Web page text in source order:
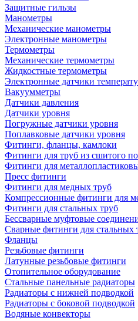
Защитные гильзы
Манометры
Механические манометры
Электронные манометры
Термометры
Механические термометры
Жидкостные термометры
Электронные датчики
Вакуумметры
Датчики давления
Датчики уровня
Погружные датчики уровня
Поплавковые датчики уровня
Фитинги, фланцы, камлоки
Фитинги для труб из сшитого
Фитинги для
Пресс фитинги
Фитинги для медных труб
Компрессионные фитинги для
Фитинги для стальных труб
Бессварные муфтовые
Сварные фитинги для стальных
Фланцы
Резьбовые фитинги
Латунные резьбовые фитинги
Отопительное оборудование
Стальные панельные радиаторы
Радиаторы с нижней подводкой
Радиаторы с боковой подводкой
Водяные конвекторы